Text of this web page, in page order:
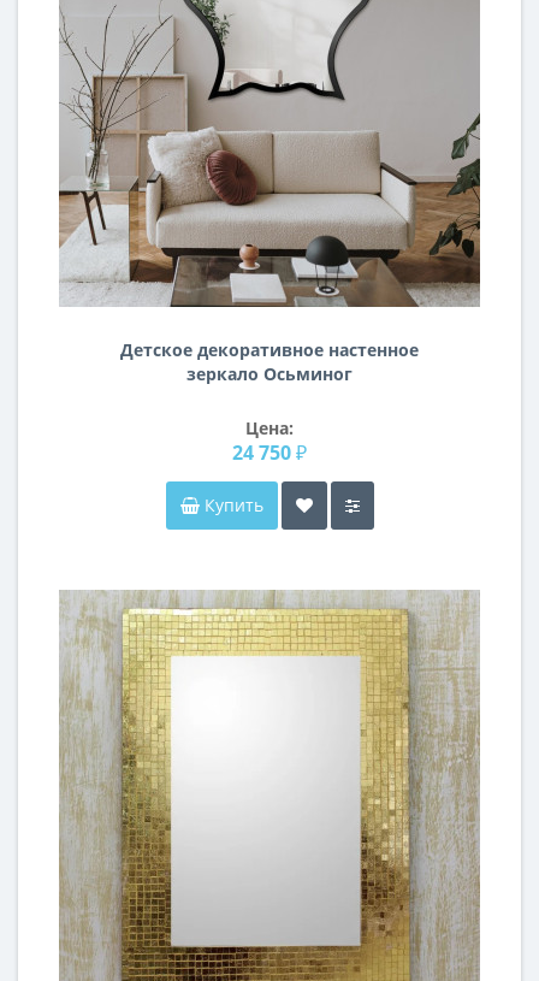
Детское декоративное настенное
зеркало Осьминог
Цена:
24 750 ₽
Купить